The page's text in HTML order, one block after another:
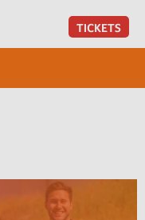
TICKETS